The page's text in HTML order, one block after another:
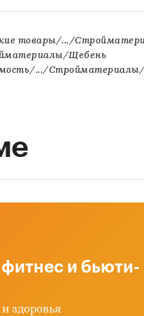
товары/.../
Щебень
.../
и бьюти-
здоровья